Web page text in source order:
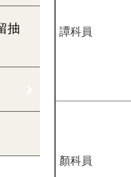
抽
譚科員
顏科員